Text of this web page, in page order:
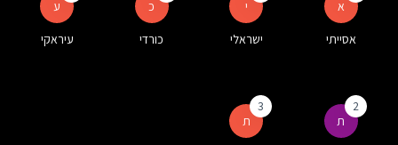
א
אסייתי
י
ישראלי
כ
כורדי
ע
עיראקי
ת
2
ת
3